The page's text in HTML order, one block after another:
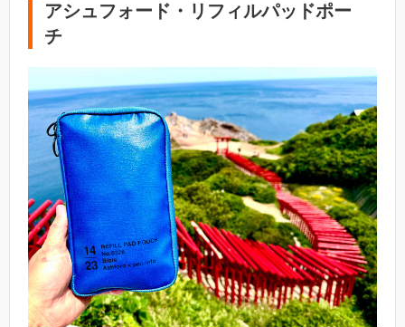
アシュフォード・リフィルパッドポー
チ